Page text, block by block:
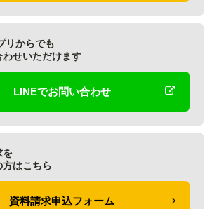
リからでも
わせいただけます
LINEでお問い合わせ
を
方はこちら
資料請求申込フォーム